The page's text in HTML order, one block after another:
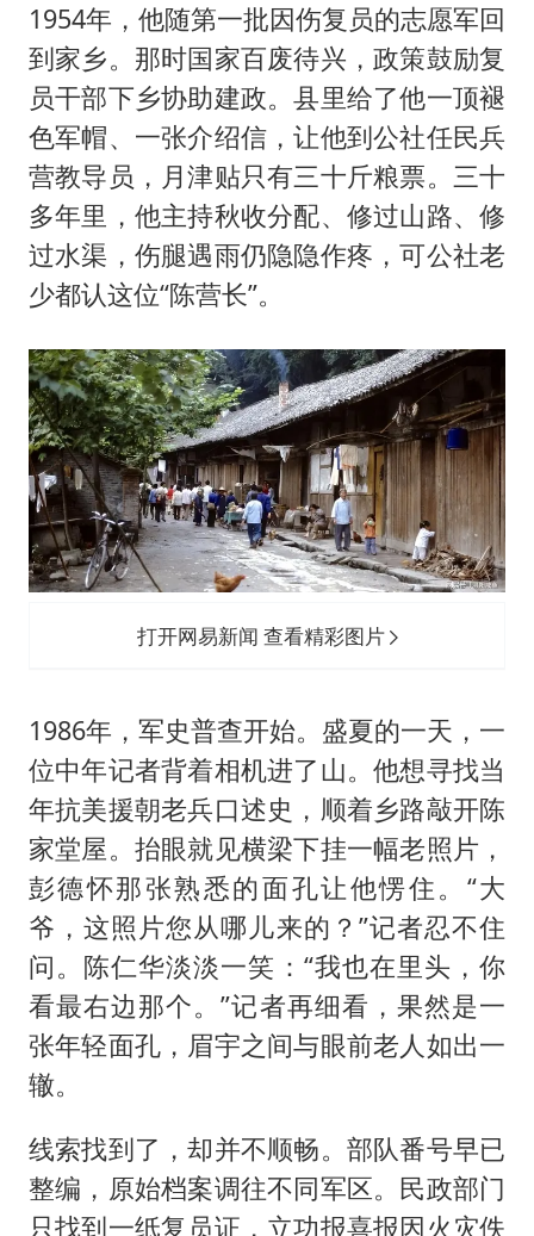
1954年，他随第一批因伤复员的志愿军回
到家乡。那时国家百废待兴，政策鼓励复
员干部下乡协助建政。县里给了他一顶褪
色军帽、一张介绍信，让他到公社任民兵
营教导员，月津贴只有三十斤粮票。三十
多年里，他主持秋收分配、修过山路、修
过水渠，伤腿遇雨仍隐隐作疼，可公社老
少都认这位“陈营长”。
打开网易新闻 查看精彩图片
1986年，军史普查开始。盛夏的一天，一
位中年记者背着相机进了山。他想寻找当
年抗美援朝老兵口述史，顺着乡路敲开陈
家堂屋。抬眼就见横梁下挂一幅老照片，
彭德怀那张熟悉的面孔让他愣住。“大
爷，这照片您从哪儿来的？”记者忍不住
问。陈仁华淡淡一笑：“我也在里头，你
看最右边那个。”记者再细看，果然是一
张年轻面孔，眉宇之间与眼前老人如出一
辙。
线索找到了，却并不顺畅。部队番号早已
整编，原始档案调往不同军区。民政部门
只找到一纸复员证，立功报喜报因火灾佚